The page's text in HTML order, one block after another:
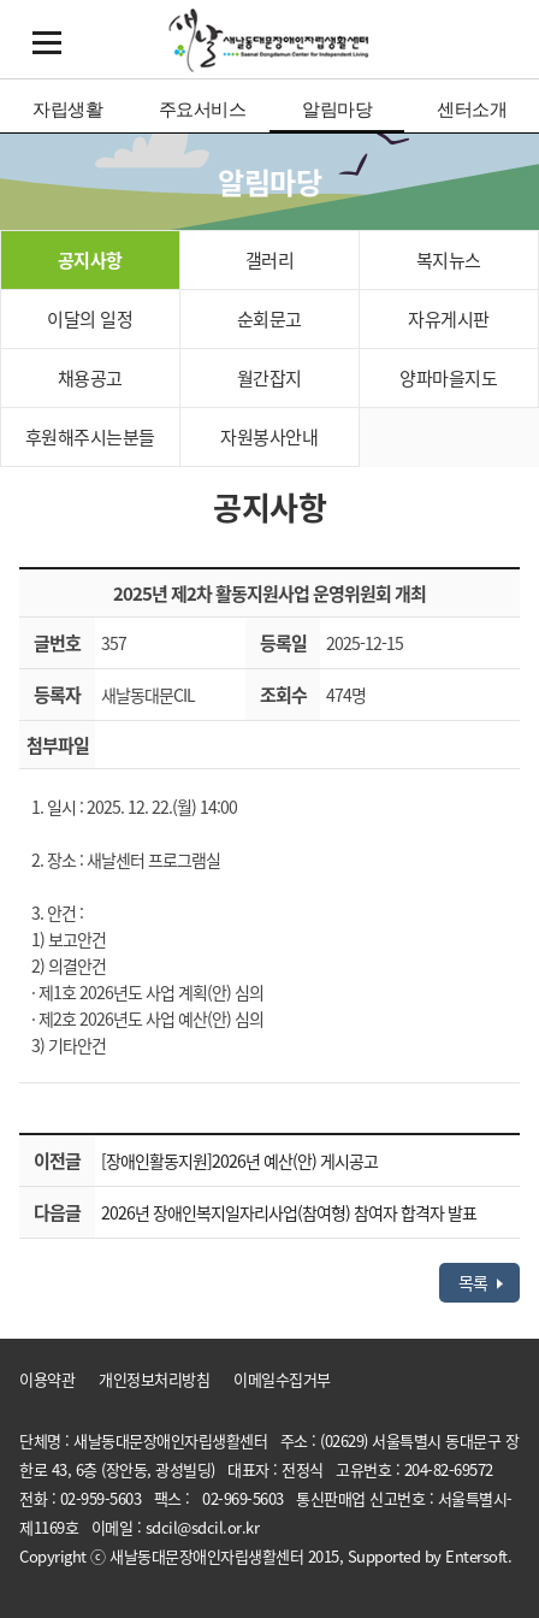
자립생활 주요서비스 알림마당 센터소개
알림마당
공지사항 갤러리 복지뉴스
이달의 일정 순회문고 자유게시판
채용공고 월간잡지 양파마을지도
후원해주시는분들 자원봉사안내
공지사항
2025년 제2차 활동지원사업 운영위원회 개최
글번호
357 등록일 2025-12-15
등록자 새날동대문CIL 조회수 474명
첨부파일
1. 일시 : 2025. 12. 22.(월) 14:00
2. 장소 : 새날센터 프로그램실
3. 안건 :
1) 보고안건
2) 의결안건
· 제1호 2026년도 사업 계획(안) 심의
· 제​2호 2026년도 사업 예산(안) 심의
3) 기타안건
이전글 [장애인활동지원]2026년 예산(안) 게시공고
다음글 2026년 장애인복지일자리사업(참여형) 참여자 합격자 발표
목록
이용약관 개인정보처리방침 이메일수집거부
단체명 : 새날동대문장애인자립생활센터 주소 : (02629) 서울특별시 동대문구 장
한로 43, 6층 (장안동, 광성빌딩) 대표자 : 전정식 고유번호 : 204-82-69572
전화 : 02-959-5603 팩스 : 02-969-5603 통신판매업 신고번호 : 서울특별시-
제1169호 이메일 : sdcil@sdcil.or.kr
Copyright ⓒ 새날동대문장애인자립생활센터 2015, Supported by Entersoft.